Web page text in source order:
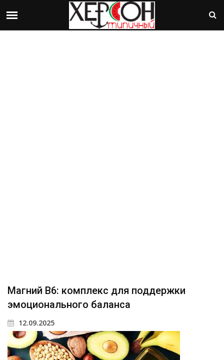
Магний В6: комплекс для поддержки
эмоционального баланса
12.09.2025